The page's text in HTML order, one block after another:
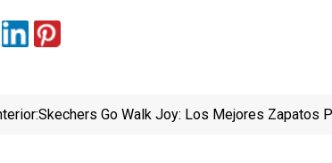
Skechers Go Walk Joy: Los Mejores Zapatos